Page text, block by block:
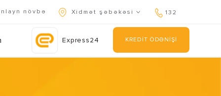
növbə Xidmət şəbəkəsi 132
Express24 KREDİT ÖDƏNİŞİ